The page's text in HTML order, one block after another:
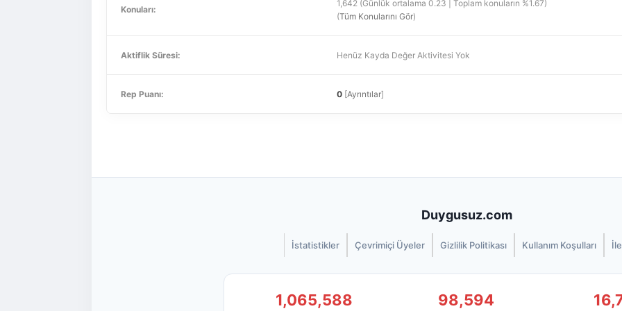
Konuları:
1,642 (Günlük ortalama 0.23 | Toplam konuların %1.67)
(Tüm Konularını Gör)
Aktiflik Süresi: Henüz Kayda Değer Aktivitesi Yok
Rep Puanı: 0 [Ayrıntılar]
Duygusuz.com
İstatistikler Çevrimiçi Üyeler Gizlilik Politikası Kullanım Koşulları
1,065,588 98,594